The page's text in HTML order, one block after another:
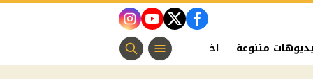
facebook
twitter
youtube
instagram
متنوعة اخبار الفن منوعات مسيحية